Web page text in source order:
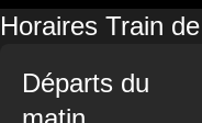
Horaires Train
Départs du